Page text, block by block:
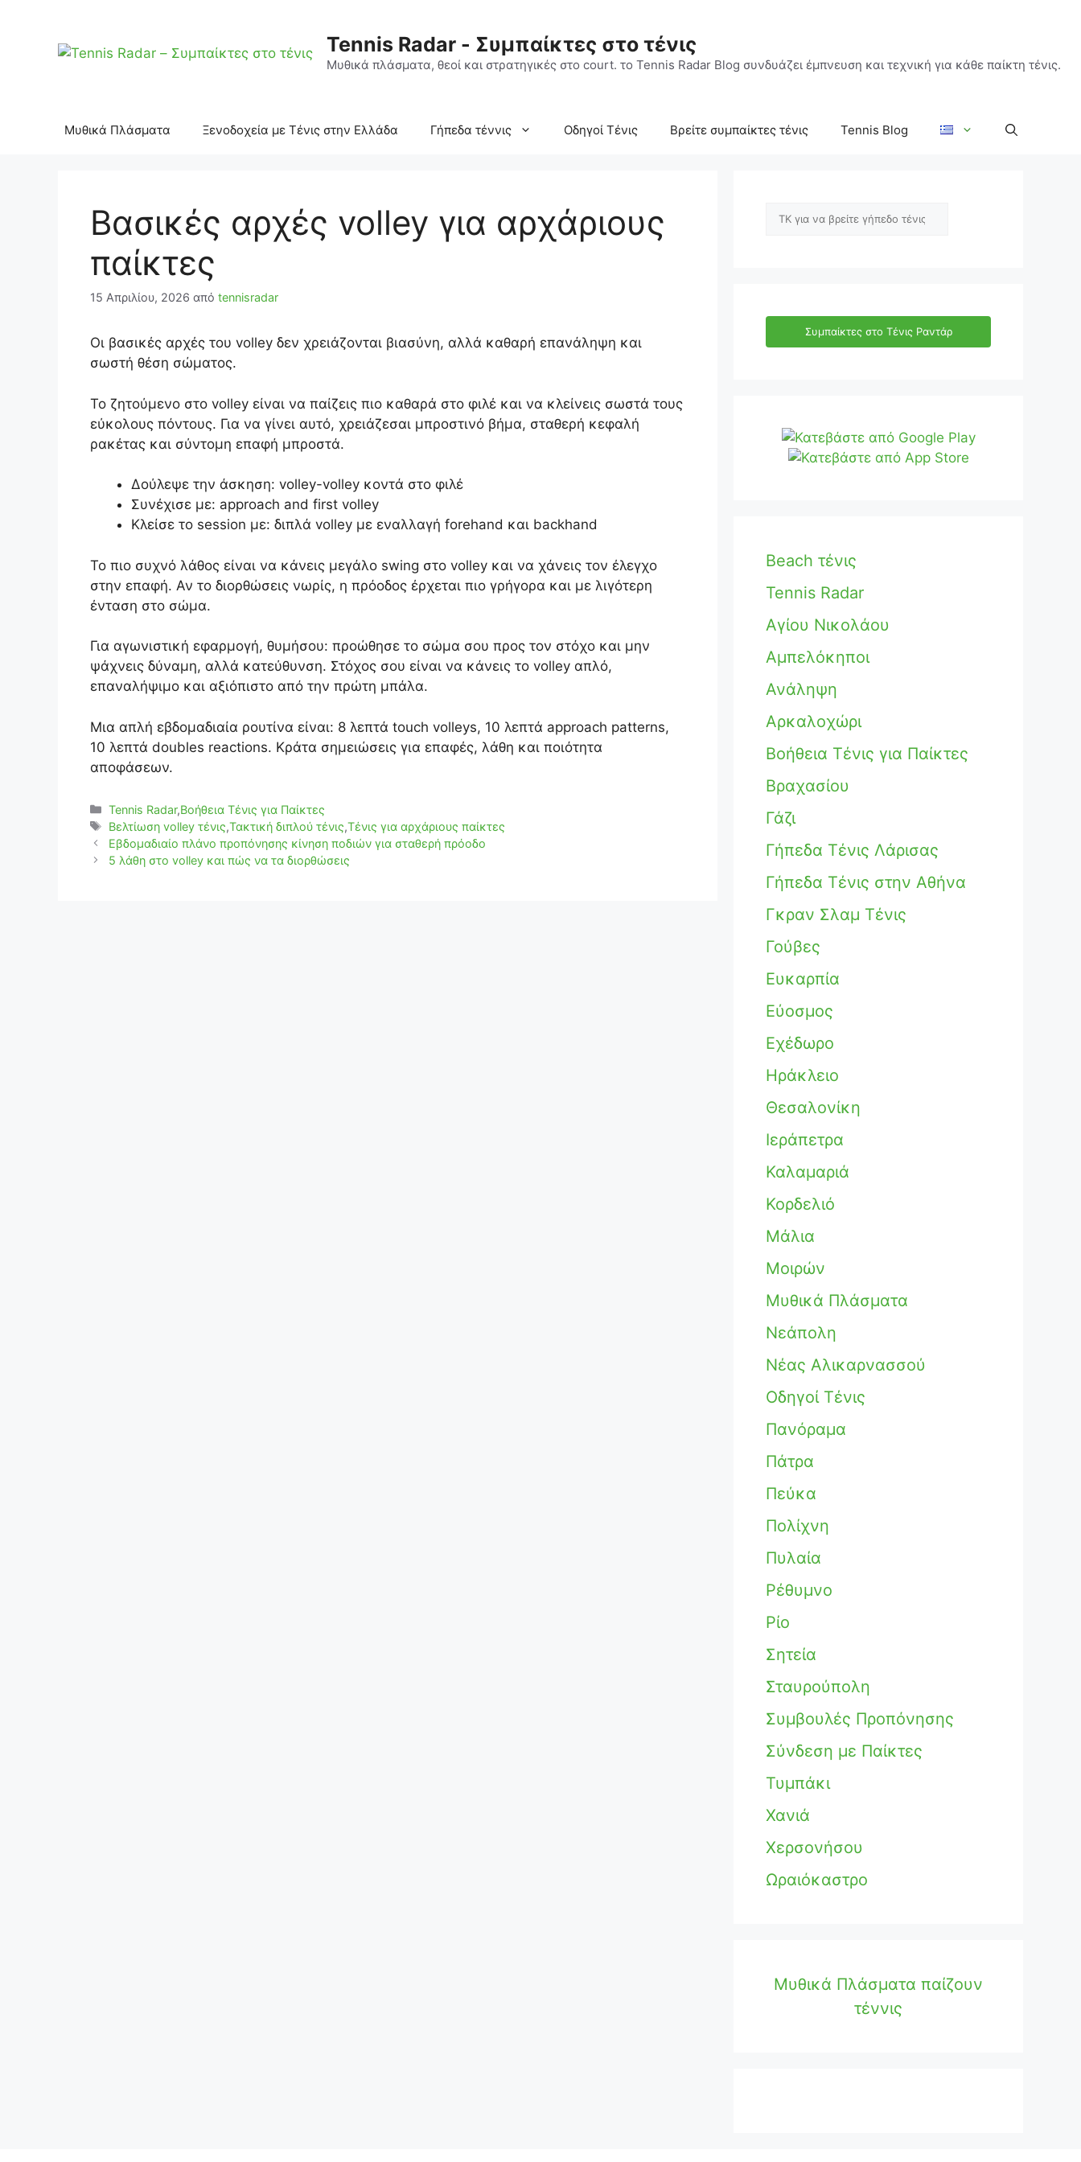
περιεχόμενο
Tennis Radar - Συμπαίκτες στο τένις
Μυθικά πλάσματα, θεοί και στρατηγικές στο court. το Tennis Radar Blog συνδυάζει έμπνευση και τεχνική για κάθε παίκτη τένις.
Μυθικά Πλάσματα Ξενοδοχεία με Τένις στην Ελλάδα Γήπεδα τέννις Οδηγοί Τένις Βρείτε συμπαίκτες τένις Tennis Blog
Βασικές αρχές volley για αρχάριους
παίκτες
15 Απριλίου, 2026 από tennisradar
Οι βασικές αρχές του volley δεν χρειάζονται βιασύνη, αλλά καθαρή επανάληψη και
σωστή θέση σώματος.
Το ζητούμενο στο volley είναι να παίζεις πιο καθαρά στο φιλέ και να κλείνεις σωστά τους
εύκολους πόντους. Για να γίνει αυτό, χρειάζεσαι μπροστινό βήμα, σταθερή κεφαλή
ρακέτας και σύντομη επαφή μπροστά.
Δούλεψε την άσκηση: volley-volley κοντά στο φιλέ
Συνέχισε με: approach and first volley
Κλείσε το session με: διπλά volley με εναλλαγή forehand και backhand
Το πιο συχνό λάθος είναι να κάνεις μεγάλο swing στο volley και να χάνεις τον έλεγχο
στην επαφή. Αν το διορθώσεις νωρίς, η πρόοδος έρχεται πιο γρήγορα και με λιγότερη
ένταση στο σώμα.
Για αγωνιστική εφαρμογή, θυμήσου: προώθησε το σώμα σου προς τον στόχο και μην
ψάχνεις δύναμη, αλλά κατεύθυνση. Στόχος σου είναι να κάνεις το volley απλό,
επαναλήψιμο και αξιόπιστο από την πρώτη μπάλα.
Μια απλή εβδομαδιαία ρουτίνα είναι: 8 λεπτά touch volleys, 10 λεπτά approach patterns,
10 λεπτά doubles reactions. Κράτα σημειώσεις για επαφές, λάθη και ποιότητα
αποφάσεων.
Κατηγορίες
Tennis Radar,Βοήθεια Τένις για Παίκτες
Ετικέτες
Βελτίωση volley τένις,Τακτική διπλού τένις,Τένις για αρχάριους παίκτες
Εβδομαδιαίο πλάνο προπόνησης κίνηση ποδιών για σταθερή πρόοδο
5 λάθη στο volley και πώς να τα διορθώσεις
Αναζήτηση
Συμπαίκτες στο Τένις Ραντάρ
Beach τένις
Tennis Radar
Αγίου Νικολάου
Αμπελόκηποι
Ανάληψη
Αρκαλοχώρι
Βοήθεια Τένις για Παίκτες
Βραχασίου
Γάζι
Γήπεδα Τένις Λάρισας
Γήπεδα Τένις στην Αθήνα
Γκραν Σλαμ Τένις
Γούβες
Ευκαρπία
Εύοσμος
Εχέδωρο
Ηράκλειο
Θεσαλονίκη
Ιεράπετρα
Καλαμαριά
Κορδελιό
Μάλια
Μοιρών
Μυθικά Πλάσματα
Νεάπολη
Νέας Αλικαρνασσού
Οδηγοί Τένις
Πανόραμα
Πάτρα
Πεύκα
Πολίχνη
Πυλαία
Ρέθυμνο
Ρίο
Σητεία
Σταυρούπολη
Συμβουλές Προπόνησης
Σύνδεση με Παίκτες
Τυμπάκι
Χανιά
Χερσονήσου
Ωραιόκαστρο
Μυθικά Πλάσματα παίζουν
τέννις